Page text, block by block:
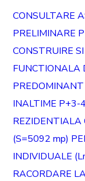
CONSULTARE
PRELIMINARE
CONSTRUIRE
FUNCTIONALA
INALTIME P+3-
REZIDENTIALA
(S=5092 mp)
INDIVIDUALE
RACORDARE